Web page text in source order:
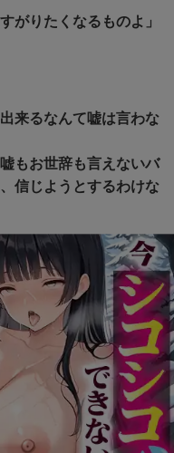
がりたくなるものよ」
来るなんて嘘は言わな
もお世辞も言えないバ
信じようとするわけな